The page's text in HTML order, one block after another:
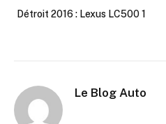
Détroit 2016 : Lexus LC500 1
Le Blog Auto